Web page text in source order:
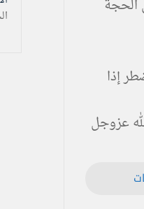
إذا
عزوجل